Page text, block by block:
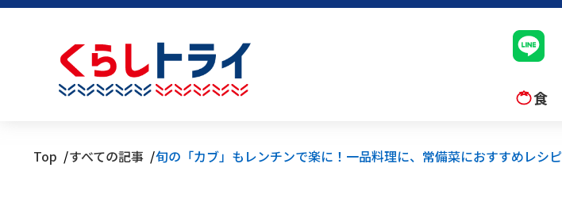
食
Top すべての記事 旬の「カブ」もレンチンで楽に！一品料理に、常備菜におすすめレシピ